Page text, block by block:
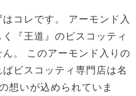
コレです。 アーモンド入
『王道』のビスコッティ
。 このアーモンド入りの
ビスコッティ専門店は名
想いが込められていま